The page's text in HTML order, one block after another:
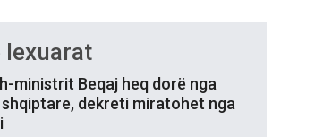
lexuarat
ministrit Beqaj heq dorë nga
dekreti miratohet nga